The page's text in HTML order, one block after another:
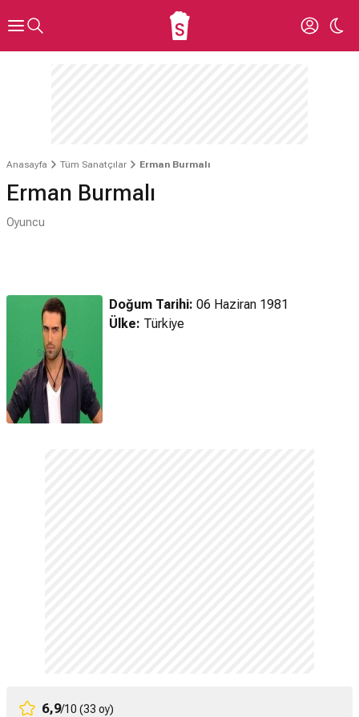
Anasayfa Tüm Sanatçılar Erman Burmalı
Erman Burmalı
Oyuncu
Doğum Tarihi: 06 Haziran 1981
Ülke: Türkiye
6,9/10 (33 oy)